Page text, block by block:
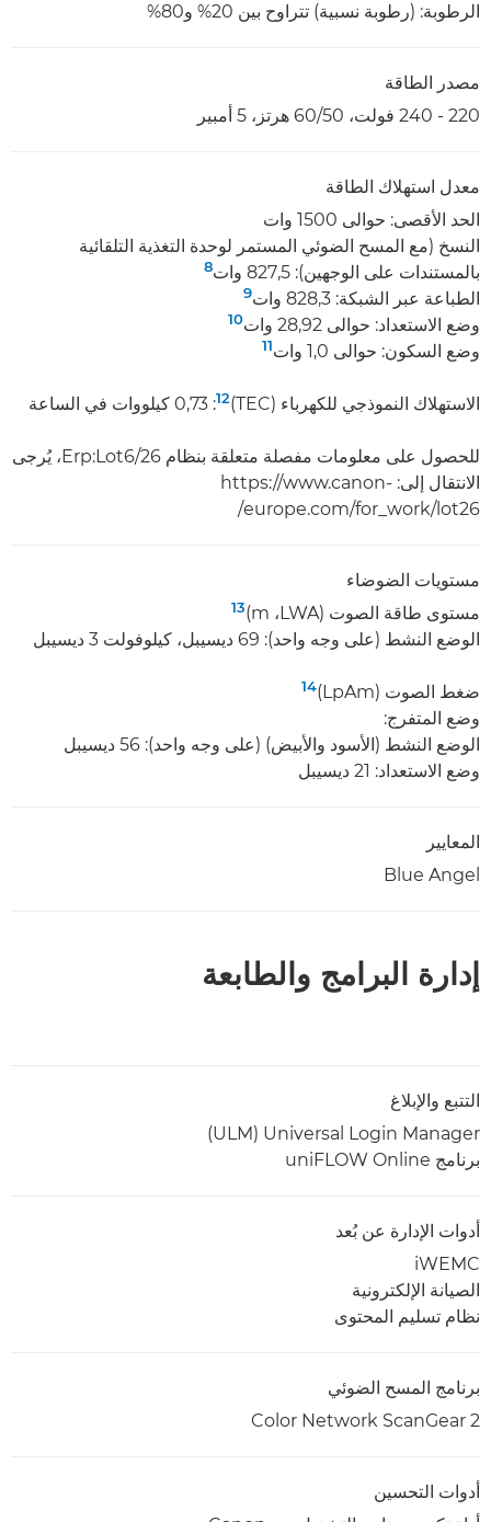
الرطوبة: (رطوبة نسبية) تتراوح بين 20% و80%
مصدر الطاقة
220 - 240 فولت، 50/‏60 هرتز، 5 أمبير
معدل استهلاك الطاقة
الحد الأقصى: حوالى 1500 وات
النسخ (مع المسح الضوئي المستمر لوحدة التغذية التلقائية
بالمستندات على الوجهين): 827,5 وات
8
الطباعة عبر الشبكة: 828,3 وات 9
وضع الاستعداد: حوالى 28,92 وات 10
وضع السكون: حوالى 1,0 وات 11
الاستهلاك النموذجي للكهرباء (TEC)‏ 12:‏ 0,73 كيلووات في الساعة
للحصول على معلومات مفصلة متعلقة بنظام Erp:Lot6/26، يُرجى
الانتقال إلى: https://www.canon-
europe.com/for_work/lot26/
مستويات الضوضاء
مستوى طاقة الصوت (LWA‏، m)‏
13
الوضع النشط (على وجه واحد): 69 ديسيبل، كيلوفولت 3 ديسيبل
ضغط الصوت (LpAm)‏ 14
وضع المتفرج:
الوضع النشط (الأسود والأبيض) (على وجه واحد): 56 ديسيبل
وضع الاستعداد: 21 ديسيبل
المعايير
Blue Angel
إدارة البرامج والطابعة
التتبع والإبلاغ
Universal Login Manager ‏(ULM)
برنامج uniFLOW Online
أدوات الإدارة عن بُعد
iWEMC
الصيانة الإلكترونية
نظام تسليم المحتوى
برنامج المسح الضوئي
Color Network ScanGear 2
أدوات التحسين